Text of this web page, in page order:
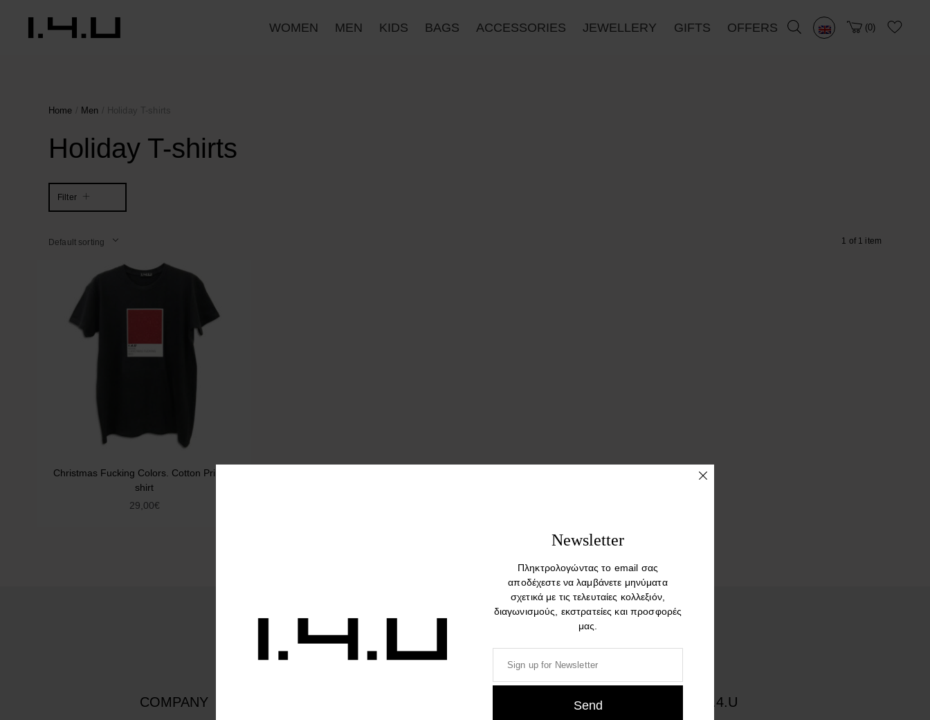
WOMEN MEN KIDS BAGS ACCESSORIES JΕWELLERY GIFTS OFFERS 0
Home / Men / Holiday T-shirts
Holiday T-shirts
Filter
1 of 1 item
Default sorting
Christmas Fucking Colors. Cotton Print T-
shirt
29,00€
COMPANY SIGN UP 1.4.U
Newsletter
Πληκτρολογώντας το email σας
αποδέχεστε να λαμβάνετε μηνύματα
σχετικά με τις τελευταίες κολλεξιόν,
διαγωνισμούς, εκστρατείες και προσφορές
μας.